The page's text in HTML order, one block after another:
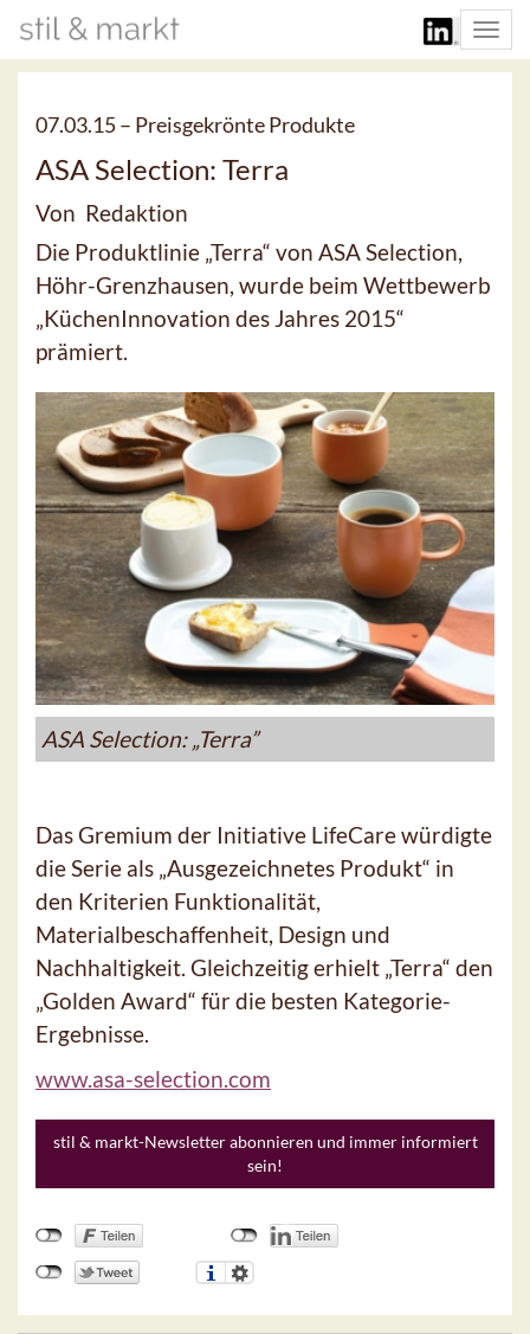
07.03.15 – Preisgekrönte Produkte
ASA Selection: Terra
Von Redaktion
Die Produktlinie „Terra“ von ASA Selection,
Höhr-Grenzhausen, wurde beim Wettbewerb
„KüchenInnovation des Jahres 2015“
prämiert.
ASA Selection: „Terra”
Das Gremium der Initiative LifeCare würdigte
die Serie als „Ausgezeichnetes Produkt“ in
den Kriterien Funktionalität,
Materialbeschaffenheit, Design und
Nachhaltigkeit. Gleichzeitig erhielt „Terra“ den
„Golden Award“ für die besten Kategorie-
Ergebnisse.
www.asa-selection.com
stil & markt-Newsletter abonnieren und immer informiert
sein!